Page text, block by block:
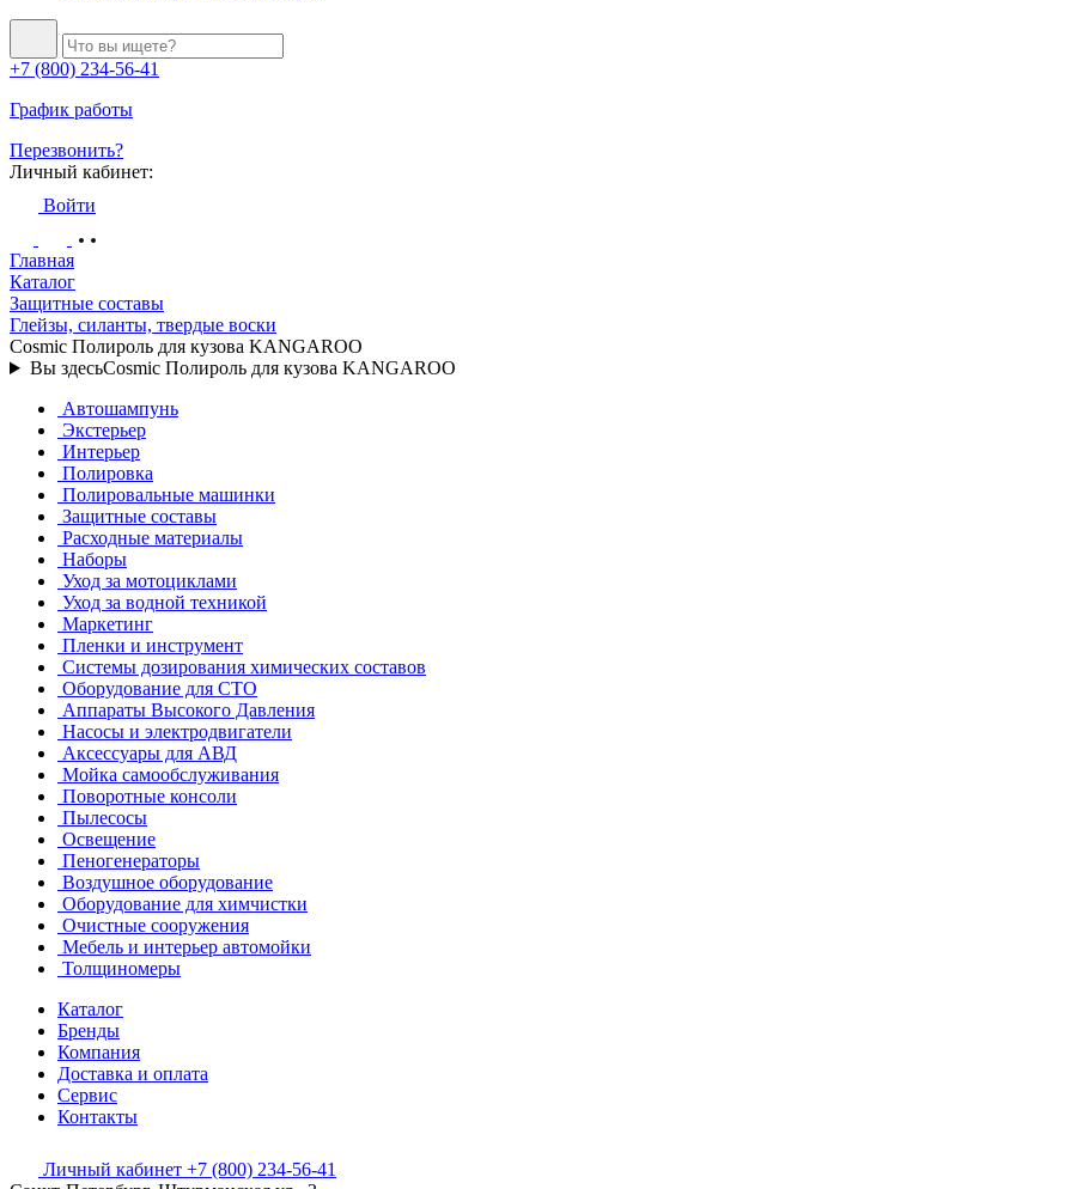
+7 (800) 234-56-41
График работы
Перезвонить?
Личный кабинет:
Войти
Главная
Каталог
Защитные составы
Глейзы, силанты, твердые воски
Cosmic Полироль для кузова KANGAROO
Вы здесьCosmic Полироль для кузова KANGAROO
Автошампунь
Экстерьер
Интерьер
Полировка
Полировальные машинки
Защитные составы
Расходные материалы
Наборы
Уход за мотоциклами
Уход за водной техникой
Маркетинг
Пленки и инструмент
Системы дозирования химических составов
Оборудование для СТО
Аппараты Высокого Давления
Насосы и электродвигатели
Аксессуары для АВД
Мойка самообслуживания
Поворотные консоли
Пылесосы
Освещение
Пеногенераторы
Воздушное оборудование
Оборудование для химчистки
Очистные сооружения
Мебель и интерьер автомойки
Толщиномеры
Каталог
Бренды
Компания
Доставка и оплата
Сервис
Контакты
Личный кабинет +7 (800) 234-56-41